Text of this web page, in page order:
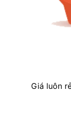
Giá luôn